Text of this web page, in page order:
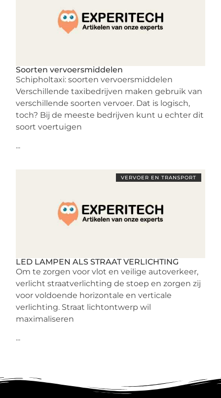
Soorten vervoersmiddelen
Schipholtaxi: soorten vervoersmiddelen
Verschillende taxibedrijven maken gebruik van
verschillende soorten vervoer. Dat is logisch,
toch? Bij de meeste bedrijven kunt u echter dit
soort voertuigen
...
VERVOER EN TRANSPORT
LED LAMPEN ALS STRAAT VERLICHTING
Om te zorgen voor vlot en veilige autoverkeer,
verlicht straatverlichting de stoep en zorgen zij
voor voldoende horizontale en verticale
verlichting. Straat lichtontwerp wil
maximaliseren
...